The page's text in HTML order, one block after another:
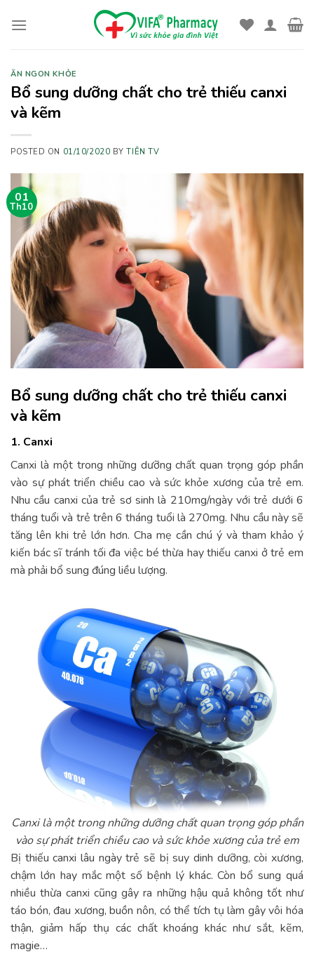
ĂN NGON KHỎE
Bổ sung dưỡng chất cho trẻ thiếu canxi
và kẽm
POSTED ON 01/10/2020 BYTIÊN TV
01
Th10
Bổ sung dưỡng chất cho trẻ thiếu canxi
và kẽm
1. Canxi
Canxi là một trong những dưỡng chất quan trọng góp phần
vào sự phát triển chiều cao và sức khỏe xương của trẻ em.
Nhu cầu canxi của trẻ sơ sinh là 210mg/ngày với trẻ dưới 6
tháng tuổi và trẻ trên 6 tháng tuổi là 270mg. Nhu cầu này sẽ
tăng lên khi trẻ lớn hơn. Cha mẹ cần chú ý và tham khảo ý
kiến bác sĩ tránh tối đa việc bé thừa hay thiếu canxi ở trẻ em
mà phải bổ sung đúng liều lượng.
Canxi là một trong những dưỡng chất quan trọng góp phần
vào sự phát triển chiều cao và sức khỏe xương của trẻ em
Bị thiếu canxi lâu ngày trẻ sẽ bị suy dinh dưỡng, còi xương,
chậm lớn hay mắc một số bệnh lý khác. Còn bổ sung quá
nhiều thừa canxi cũng gây ra những hậu quả không tốt như
táo bón, đau xương, buồn nôn, có thể tích tụ làm gây vôi hóa
thận, giảm hấp thụ các chất khoáng khác như sắt, kẽm,
magie…